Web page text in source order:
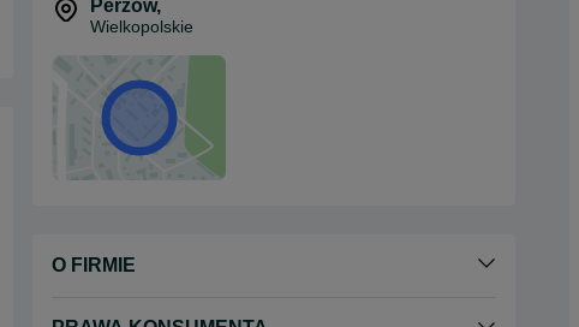
Perzów,
Wielkopolskie
O FIRMIE